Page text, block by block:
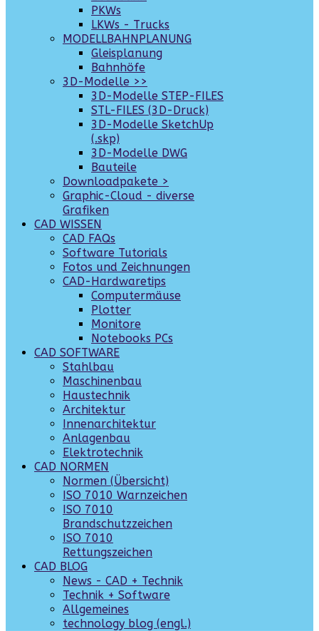
PKWs
LKWs - Trucks
MODELLBAHNPLANUNG
Gleisplanung
Bahnhöfe
3D-Modelle >>
3D-Modelle STEP-FILES
STL-FILES (3D-Druck)
3D-Modelle SketchUp
(.skp)
3D-Modelle DWG
Bauteile
Downloadpakete >
Graphic-Cloud - diverse
Grafiken
CAD WISSEN
CAD FAQs
Software Tutorials
Fotos und Zeichnungen
CAD-Hardwaretips
Computermäuse
Plotter
Monitore
Notebooks PCs
CAD SOFTWARE
Stahlbau
Maschinenbau
Haustechnik
Architektur
Innenarchitektur
Anlagenbau
Elektrotechnik
CAD NORMEN
Normen (Übersicht)
ISO 7010 Warnzeichen
ISO 7010
Brandschutzzeichen
ISO 7010
Rettungszeichen
CAD BLOG
News - CAD + Technik
Technik + Software
Allgemeines
technology blog (engl.)